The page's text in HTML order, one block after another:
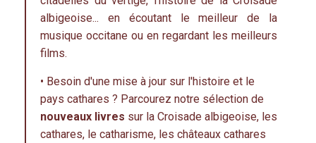
albigeoise... en écoutant le meilleur de la
musique occitane ou en regardant les meilleurs
films.
• Besoin d'une mise à jour sur l'histoire et le
pays cathares ? Parcourez notre sélection de
nouveaux livres sur la Croisade albigeoise, les
cathares, le catharisme, les châteaux cathares